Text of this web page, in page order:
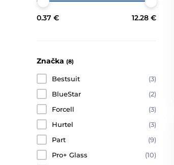
0.37 € 12.28 €
Značka (8)
Bestsuit
(3)
BlueStar
(2)
Forcell
(3)
Hurtel
(3)
Part
(9)
Pro+ Glass
(10)